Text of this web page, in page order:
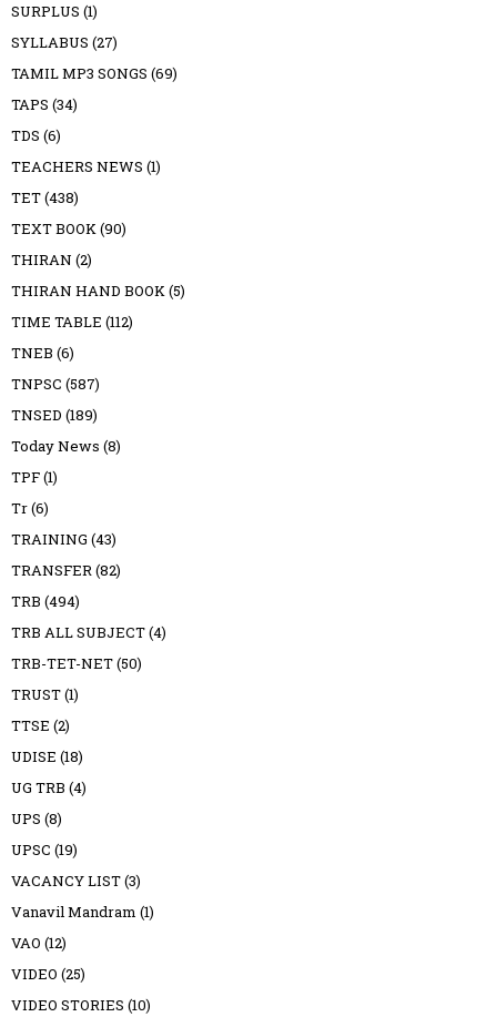
SURPLUS (1)
SYLLABUS (27)
TAMIL MP3 SONGS (69)
TAPS (34)
TDS (6)
TEACHERS NEWS (1)
TET(438)
TEXT BOOK(90)
THIRAN (2)
THIRAN HAND BOOK(5)
TIME TABLE (112)
TNEB (6)
TNPSC (587)
TNSED (189)
Today News (8)
TPF(1)
Tr(6)
TRAINING (43)
TRANSFER(82)
TRB (494)
TRB ALL SUBJECT(4)
TRB-TET-NET(50)
TRUST(1)
TTSE (2)
UDISE (18)
UG TRB (4)
UPS (8)
UPSC (19)
VACANCY LIST(3)
Vanavil Mandram (1)
VAO (12)
VIDEO (25)
VIDEO STORIES (10)